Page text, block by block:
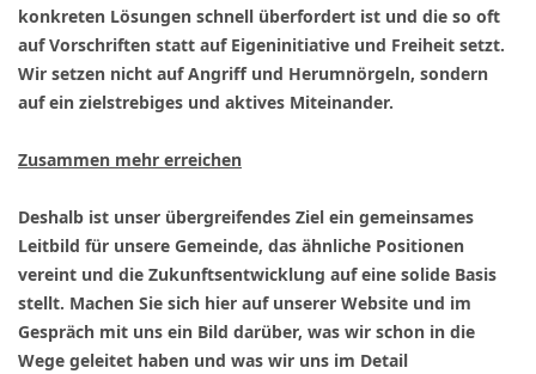
konkreten Lösungen schnell überfordert ist und die so oft
auf Vorschriften statt auf Eigeninitiative und Freiheit setzt.
Wir setzen nicht auf Angriff und Herumnörgeln, sondern
auf ein zielstrebiges und aktives Miteinander.
Zusammen mehr erreichen
Deshalb ist unser übergreifendes Ziel ein gemeinsames
Leitbild für unsere Gemeinde, das ähnliche Positionen
vereint und die Zukunftsentwicklung auf eine solide Basis
stellt. Machen Sie sich hier auf unserer Website und im
Gespräch mit uns ein Bild darüber, was wir schon in die
Wege geleitet haben und was wir uns im Detail